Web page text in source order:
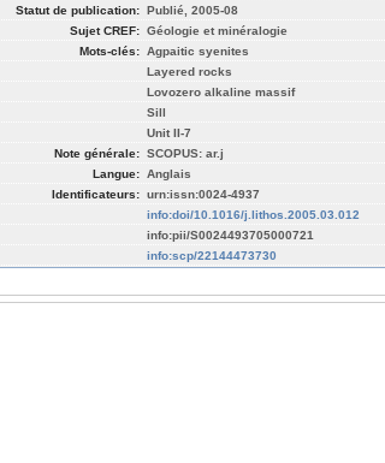
Statut de publication: Publié, 2005-08
Sujet CREF: Géologie et minéralogie
Mots-clés: Agpaitic syenites
Layered rocks
Lovozero alkaline massif
Sill
Unit II-7
Note générale: SCOPUS: ar.j
Langue: Anglais
Identificateurs: urn:issn:0024-4937
info:doi/10.1016/j.lithos.2005.03.012
info:pii/S0024493705000721
info:scp/22144473730